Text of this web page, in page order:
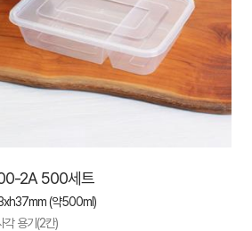
2A 500세트
(약500ml)
각 용기(2칸)